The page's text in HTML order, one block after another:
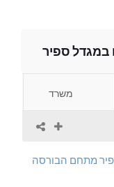
ספיר
משרד